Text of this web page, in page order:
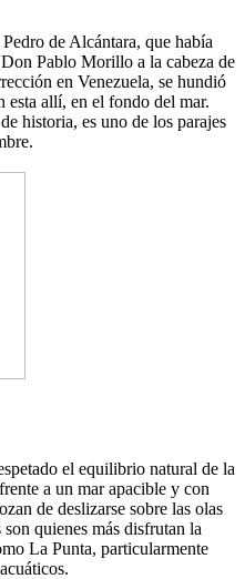
de Alcántara, que había
Pablo Morillo a la cabeza de
en Venezuela, se hundió
esta allí, en el fondo del mar.
historia, es uno de los parajes
el equilibrio natural de la
a un mar apacible y con
de deslizarse sobre las olas
quienes más disfrutan la
La Punta, particularmente